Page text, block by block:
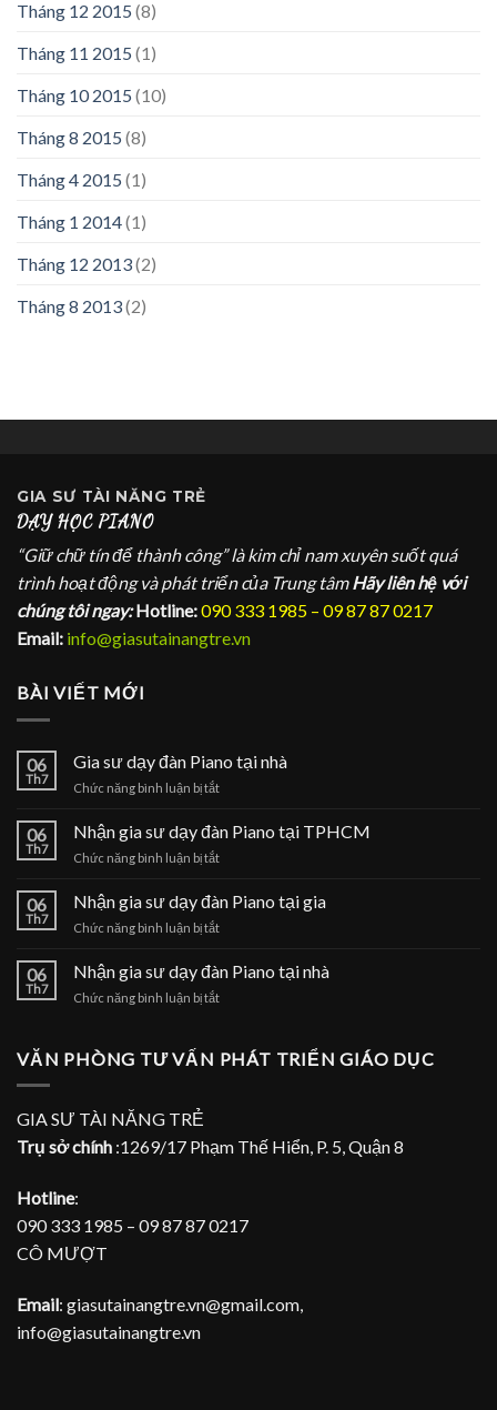
Tháng 12 2015 (8)
Tháng 11 2015 (1)
Tháng 10 2015 (10)
Tháng 8 2015 (8)
Tháng 4 2015 (1)
Tháng 1 2014(1)
Tháng 12 2013(2)
Tháng 8 2013(2)
GIA SƯ TÀI NĂNG TRẺ
DẠY HỌC PIANO
“Giữ chữ tín để thành công” là kim chỉ nam xuyên suốt quá
trình hoạt động và phát triển của Trung tâm Hãy liên hệ với
chúng tôi ngay: Hotline:090 333 1985 – 09 87 87 0217
Email: info@giasutainangtre.vn
BÀI VIẾT MỚI
06
Th7
Gia sư dạy đàn Piano tại nhà
Chức năng bình luận bị tắtở
dạy
đàn
tại
06
Th7
Nhận gia sư dạy đàn Piano tại TPHCM
Chức năng bình luận bị tắtở
gia
sư
dạy
Piano
TPHCM
06
Th7
Nhận gia sư dạy đàn Piano tại gia
Chức năng bình luận bị tắtở
gia
sư
dạy
tại
06
Th7
Nhận gia sư dạy đàn Piano tại nhà
Chức năng bình luận bị tắtở
sư
nhà
VĂN PHÒNG TƯ VẤN PHÁT TRIỂN GIÁO DỤC
GIA SƯ TÀI NĂNG TRẺ
Trụ sở chính :1269/17 Phạm Thế Hiển, P. 5, Quận 8
Hotline:
090 333 1985 – 09 87 87 0217
CÔ MƯỢT
Email: giasutainangtre.vn@gmail.com,
info@giasutainangtre.vn